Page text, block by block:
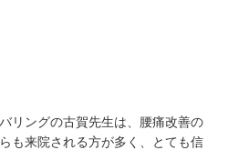
リングの古賀先生は、腰痛改善の
も来院される方が多く、とても信